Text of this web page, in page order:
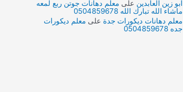
ابو زين العابدين على معلم دهانات جوتن ربع لمعه
ماشاء الله تبارك الله 0504859678
معلم دهانات ديكورات جدة على معلم ديكورات
جده 0504859678